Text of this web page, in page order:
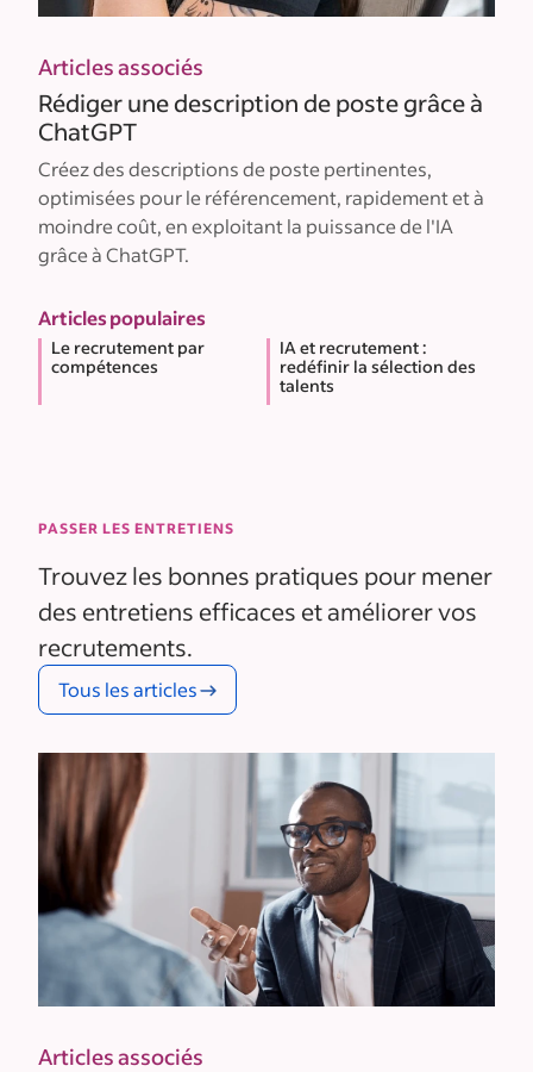
Articles associés
Rédiger une description de poste grâce à
ChatGPT
Créez des descriptions de poste pertinentes,
optimisées pour le référencement, rapidement et à
moindre coût, en exploitant la puissance de l'IA
grâce à ChatGPT.
Articles populaires
Le recrutement par
compétences
IA et recrutement :
redéfinir la sélection des
talents
PASSER LES ENTRETIENS
Trouvez les bonnes pratiques pour mener
des entretiens efficaces et améliorer vos
recrutements.
Tous les articles
Articles associés